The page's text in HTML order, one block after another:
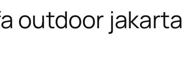
outdoor jakarta